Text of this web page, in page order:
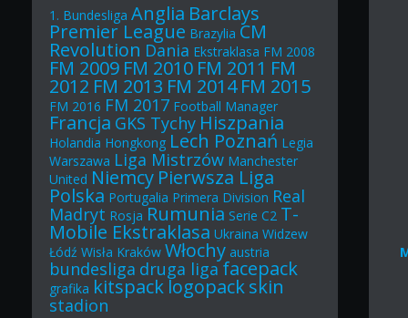
1. Bundesliga Anglia Barclays
Premier League Brazylia CM
Revolution Dania Ekstraklasa FM 2008
FM 2009 FM 2010 FM 2011 FM
2012 FM 2013 FM 2014 FM 2015
FM 2016 FM 2017 Football Manager
Francja GKS Tychy Hiszpania
Holandia Hongkong Lech Poznań Legia
Warszawa Liga Mistrzów Manchester
United Niemcy Pierwsza Liga
Polska Portugalia Primera Division Real
Madryt Rosja Rumunia Serie C2 T-
Mobile Ekstraklasa Ukraina Widzew
Łódź Wisła Kraków Włochy austria
bundesliga druga ligafacepack
grafika kitspacklogopackskin
stadion